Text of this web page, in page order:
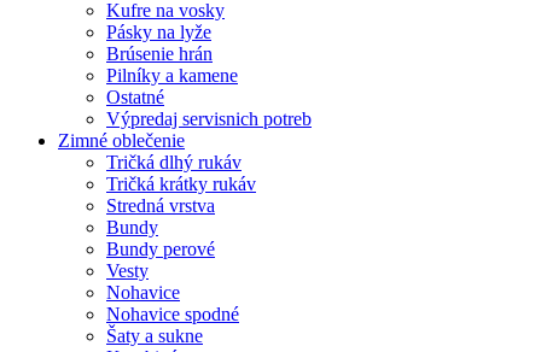
Kufre na vosky
Pásky na lyže
Brúsenie hrán
Pilníky a kamene
Ostatné
Výpredaj servisnich potreb
Zimné oblečenie
Tričká dlhý rukáv
Tričká krátky rukáv
Stredná vrstva
Bundy
Bundy perové
Vesty
Nohavice
Nohavice spodné
Šaty a sukne